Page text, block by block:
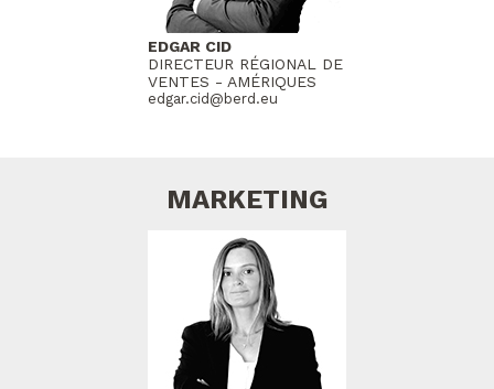
EDGAR CID
DIRECTEUR RÉGIONAL DE
VENTES - AMÉRIQUES
edgar.cid@berd.eu
MARKETING